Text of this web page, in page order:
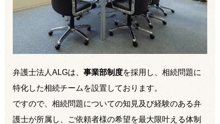
弁護士法人ALGは、 事業部制度を採用し、相続問題に
特化した相続チームを設置しております。
ですので、相続問題についての知見及び経験のある弁
護士が所属し、ご依頼者様の希望を最大限叶える体制